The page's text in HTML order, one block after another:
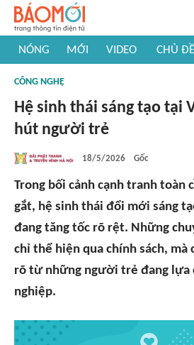
NÓNG MỚI VIDEO CHỦ ĐỀ
#Khám phá thế giới
CÔNG NGHỆ
Hệ sinh thái sáng tạo tại
hút người trẻ
18/5/2026 Gốc
Trong bối cảnh cạnh tranh toàn
gắt, hệ sinh thái đổi mới sáng
đang tăng tốc rõ rệt. Những
chỉ thể hiện qua chính sách, mà
rõ từ những người trẻ đang lựa
nghiệp.